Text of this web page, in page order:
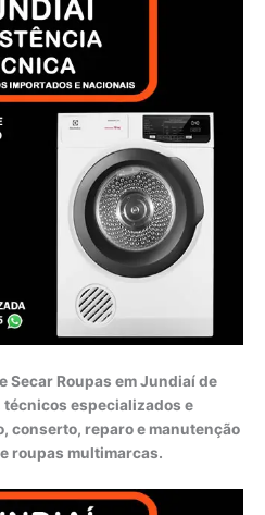
Secar Roupas em Jundiaí de
técnicos especializados e
conserto, reparo e manutenção
roupas multimarcas.